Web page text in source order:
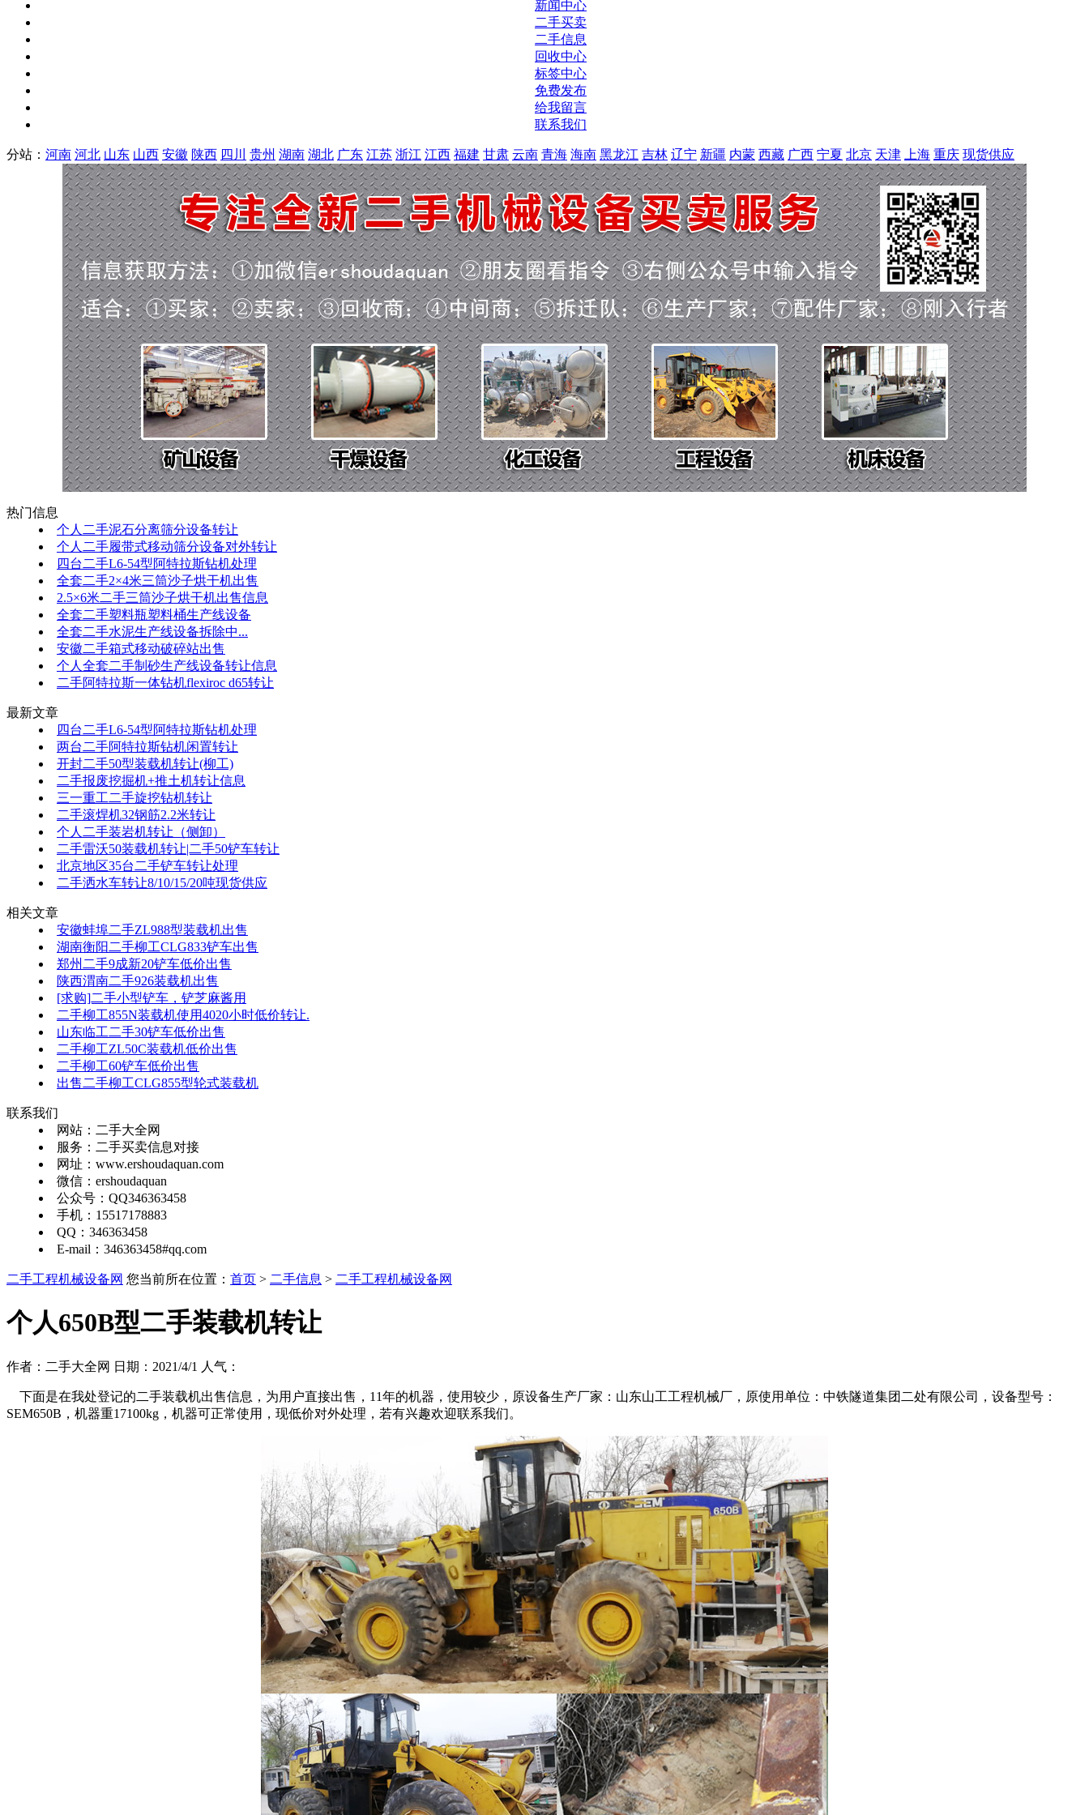
新闻中心
二手买卖
二手信息
回收中心
标签中心
免费发布
给我留言
联系我们
分站： 河南 河北 山东 山西 安徽 陕西 四川 贵州 湖南 湖北 广东 江苏 浙江 江西 福建 甘肃 云南 青海 海南 黑龙江 吉林 辽宁 新疆 内蒙 西藏 广西 宁夏 北京 天津 上海 重庆 现货供应
热门信息
个人二手泥石分离筛分设备转让
个人二手履带式移动筛分设备对外转让
四台二手L6-54型阿特拉斯钻机处理
全套二手2×4米三筒沙子烘干机出售
2.5×6米二手三筒沙子烘干机出售信息
全套二手塑料瓶塑料桶生产线设备
全套二手水泥生产线设备拆除中...
安徽二手箱式移动破碎站出售
个人全套二手制砂生产线设备转让信息
二手阿特拉斯一体钻机flexiroc d65转让
最新文章
四台二手L6-54型阿特拉斯钻机处理
两台二手阿特拉斯钻机闲置转让
开封二手50型装载机转让(柳工)
二手报废挖掘机+推土机转让信息
三一重工二手旋挖钻机转让
二手滚焊机32钢筋2.2米转让
个人二手装岩机转让（侧卸）
二手雷沃50装载机转让|二手50铲车转让
北京地区35台二手铲车转让处理
二手洒水车转让8/10/15/20吨现货供应
相关文章
安徽蚌埠二手ZL988型装载机出售
湖南衡阳二手柳工CLG833铲车出售
郑州二手9成新20铲车低价出售
陕西渭南二手926装载机出售
[求购]二手小型铲车，铲芝麻酱用
二手柳工855N装载机使用4020小时低价转让.
山东临工二手30铲车低价出售
二手柳工ZL50C装载机低价出售
二手柳工60铲车低价出售
出售二手柳工CLG855型轮式装载机
联系我们
网站：二手大全网
服务：二手买卖信息对接
网址：www.ershoudaquan.com
微信：ershoudaquan
公众号：QQ346363458
手机：15517178883
QQ：346363458
E-mail：346363458#qq.com
二手工程机械设备网 您当前所在位置： 首页 > 二手信息 > 二手工程机械设备网
个人650B型二手装载机转让
作者：二手大全网 日期：2021/4/1 人气：
下面是在我处登记的二手装载机出售信息，为用户直接出售，11年的机器，使用较少，原设备生产厂家：山东山工工程机械厂，原使用单位：中铁隧道集团二处有限公司，设备型号：
SEM650B，机器重17100kg，机器可正常使用，现低价对外处理，若有兴趣欢迎联系我们。